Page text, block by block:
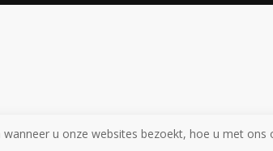
u onze websites bezoekt, hoe u met